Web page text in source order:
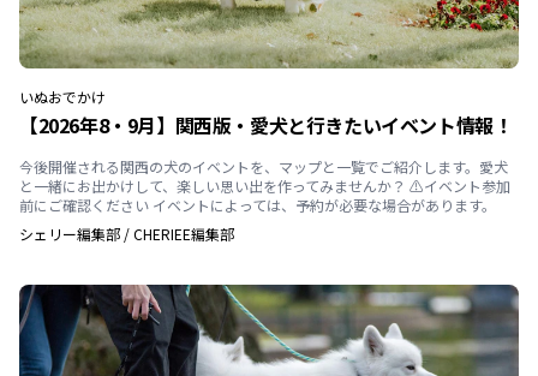
いぬおでかけ
【2026年8・9月】関西版・愛犬と行きたいイベント情報！
今後開催される関西の犬のイベントを、マップと一覧でご紹介します。愛犬
と一緒にお出かけして、楽しい思い出を作ってみませんか？ ⚠️イベント参加
前にご確認ください イベントによっては、予約が必要な場合があります。
シェリー編集部 /CHERIEE編集部